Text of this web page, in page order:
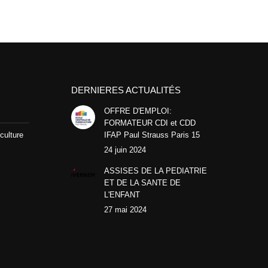
DERNIERES ACTUALITÉS
OFFRE D'EMPLOI:
FORMATEUR CDI et CDD
IFAP Paul Strauss Paris 15
24 juin 2024
ASSISES DE LA PEDIATRIE
ET DE LA SANTE DE
L'ENFANT
27 mai 2024